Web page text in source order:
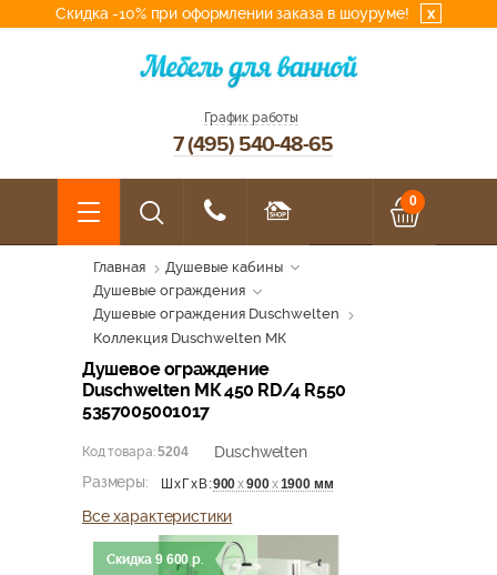
Скидка -10% при оформлении заказа в шоуруме! x
График работы
7 (495) 540-48-65
0
Главная
Душевые кабины
Душевые ограждения
Душевые ограждения Duschwelten
Коллекция Duschwelten МК
Душевое ограждение
Duschwelten МК 450 RD/4 R550
5357005001017
Код товара: 5204
Duschwelten
Размеры:
ШхГхВ:900х900х1900 мм
Все характеристики
Скидка 9 600 р.